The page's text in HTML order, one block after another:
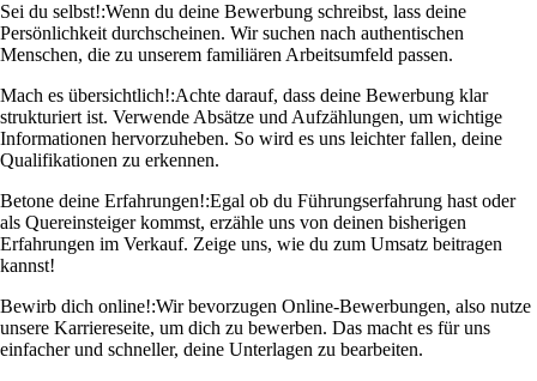
Sei du selbst!:Wenn du deine Bewerbung schreibst, lass deine
Persönlichkeit durchscheinen. Wir suchen nach authentischen
Menschen, die zu unserem familiären Arbeitsumfeld passen.
Mach es übersichtlich!:Achte darauf, dass deine Bewerbung klar
strukturiert ist. Verwende Absätze und Aufzählungen, um wichtige
Informationen hervorzuheben. So wird es uns leichter fallen, deine
Qualifikationen zu erkennen.
Betone deine Erfahrungen!:Egal ob du Führungserfahrung hast oder
als Quereinsteiger kommst, erzähle uns von deinen bisherigen
Erfahrungen im Verkauf. Zeige uns, wie du zum Umsatz beitragen
kannst!
Bewirb dich online!:Wir bevorzugen Online-Bewerbungen, also nutze
unsere Karriereseite, um dich zu bewerben. Das macht es für uns
einfacher und schneller, deine Unterlagen zu bearbeiten.